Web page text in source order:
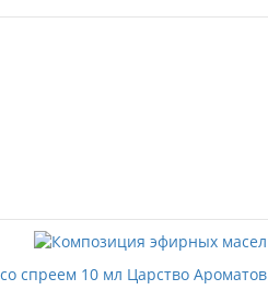
спреем 10 мл Царство Ароматов